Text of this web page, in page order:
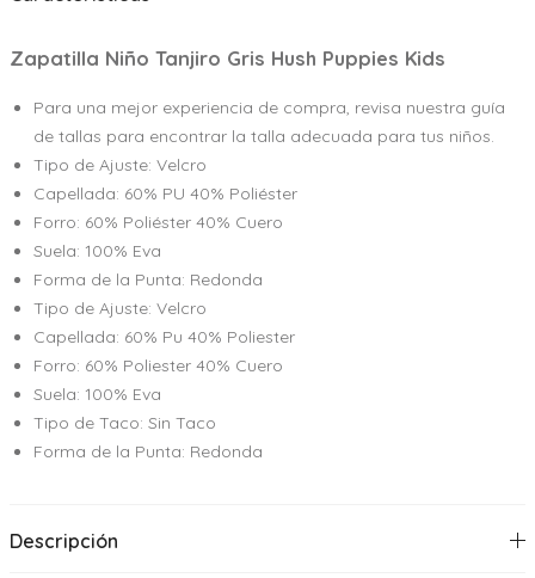
Zapatilla Niño Tanjiro Gris Hush Puppies Kids
Para una mejor experiencia de compra, revisa nuestra guía
de tallas para encontrar la talla adecuada para tus niños.
Tipo de Ajuste: Velcro
Capellada: 60% PU 40% Poliéster
Forro: 60% Poliéster 40% Cuero
Suela: 100% Eva
Forma de la Punta: Redonda
Tipo de Ajuste: Velcro
Capellada: 60% Pu 40% Poliester
Forro: 60% Poliester 40% Cuero
Suela: 100% Eva
Tipo de Taco: Sin Taco
Forma de la Punta: Redonda
Descripción